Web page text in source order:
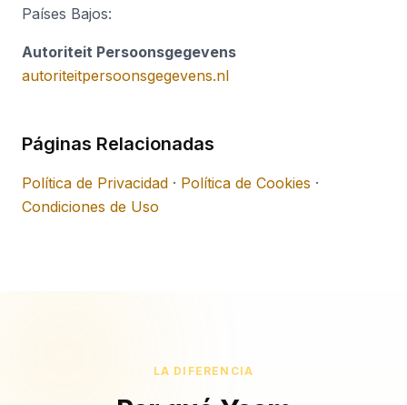
Países Bajos:
Autoriteit Persoonsgegevens
autoriteitpersoonsgegevens.nl
Páginas Relacionadas
Política de Privacidad · Política de Cookies ·
Condiciones de Uso
LA DIFERENCIA